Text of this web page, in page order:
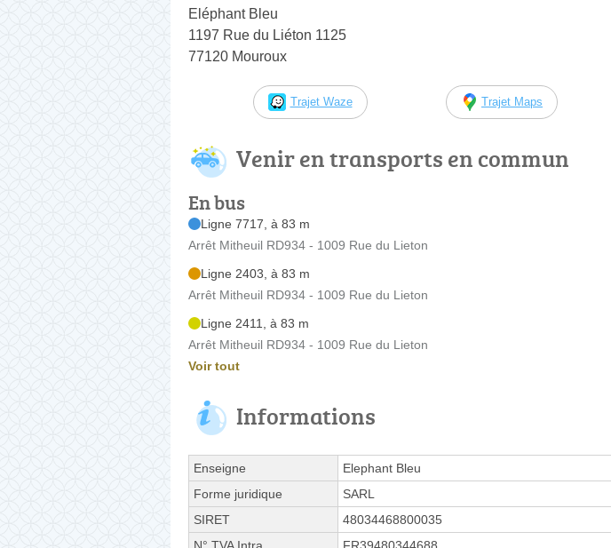
Eléphant Bleu
1197 Rue du Liéton 1125
77120 Mouroux
Trajet Waze Trajet Maps
Venir en transports en commun
En bus
Ligne 7717, à 83 m
Arrêt Mitheuil RD934 - 1009 Rue du Lieton
Ligne 2403, à 83 m
Arrêt Mitheuil RD934 - 1009 Rue du Lieton
Ligne 2411, à 83 m
Arrêt Mitheuil RD934 - 1009 Rue du Lieton
Voir tout
Informations
Enseigne
Elephant Bleu
Forme juridique
SARL
SIRET
48034468800035
N° TVA Intra.
FR39480344688